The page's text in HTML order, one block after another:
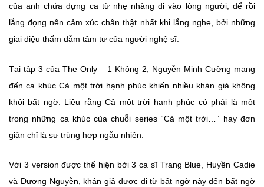
của anh chứa đựng ca từ nhẹ nhàng đi vào lòng người, để rồi
lắng đọng nên cảm xúc chân thật nhất khi lắng nghe, bởi những
giai điệu thấm đẫm tâm tư của người nghệ sĩ.
Tại tập 3 của The Only – 1 Không 2, Nguyễn Minh Cường mang
đến ca khúc Cả một trời hạnh phúc khiến nhiều khán giả không
khỏi bất ngờ. Liệu rằng Cả một trời hạnh phúc có phải là một
trong những ca khúc của chuỗi series “Cả một trời…” hay đơn
giản chỉ là sự trùng hợp ngẫu nhiên.
Với 3 version được thể hiện bởi 3 ca sĩ Trang Blue, Huyền Cadie
và Dương Nguyễn, khán giả được đi từ bất ngờ này đến bất ngờ